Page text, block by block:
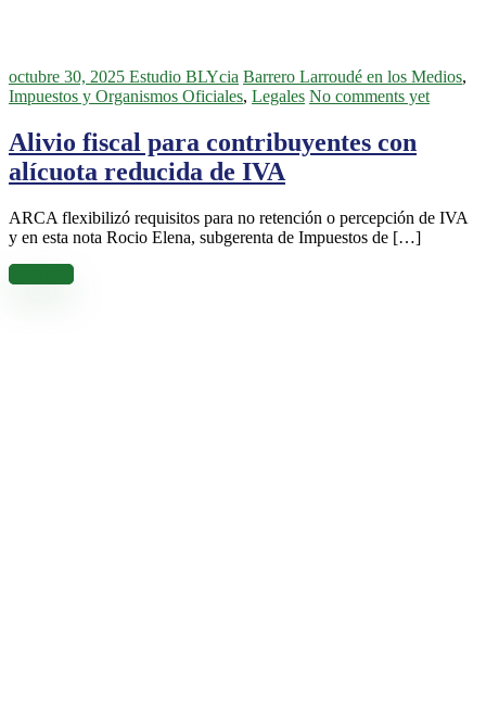
octubre 30, 2025 Estudio BLYcia Barrero Larroudé en los Medios,
Impuestos y Organismos Oficiales, Legales No comments yet
Alivio fiscal para contribuyentes con
alícuota reducida de IVA
ARCA flexibilizó requisitos para no retención o percepción de IVA
y en esta nota Rocio Elena, subgerenta de Impuestos de […]